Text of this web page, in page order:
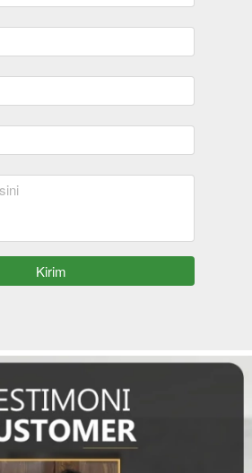
`Kirim